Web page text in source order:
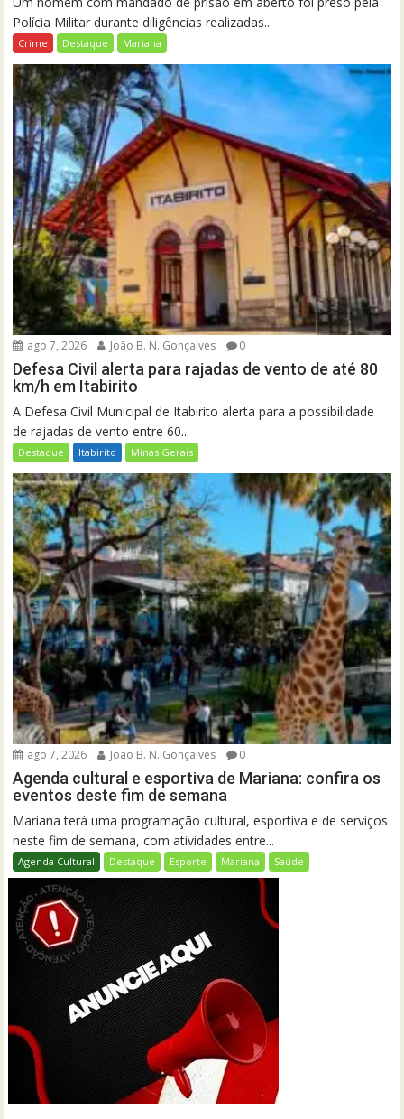
Polícia Militar durante diligências realizadas...
Crime Destaque Mariana
ago 7, 2026 João B. N. Gonçalves 0
Defesa Civil alerta para rajadas de vento de até 80
km/h em Itabirito
A Defesa Civil Municipal de Itabirito alerta para a possibilidade
de rajadas de vento entre 60...
Destaque Itabirito Minas Gerais
ago 7, 2026 João B. N. Gonçalves 0
Agenda cultural e esportiva de Mariana: confira os
eventos deste fim de semana
Mariana terá uma programação cultural, esportiva e de serviços
neste fim de semana, com atividades entre...
Agenda Cultural Destaque Esporte Mariana Saúde